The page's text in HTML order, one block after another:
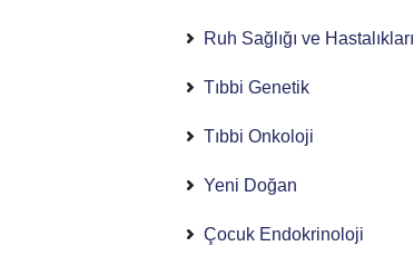
Ruh Sağlığı ve Hastalıkları
Tıbbi Genetik
Tıbbi Onkoloji
Yeni Doğan
Çocuk Endokrinoloji